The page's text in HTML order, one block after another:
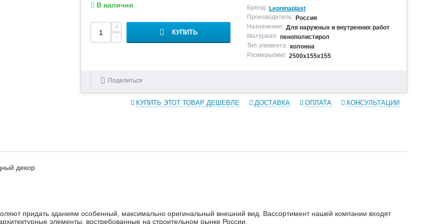
В наличии
+
−
КУПИТЬ
Бренд: Lepninaplast
Производитель: Россия
Назначение: Для наружных и внутренних работ
Материал: пенополистирол
Тип элемента: колонна
Размеры(мм): 2500х155х155
Поделиться
КУПИТЬ ЭТОТ ТОВАР ДЕШЕВЛЕ ДОСТАВКА ОПЛАТА КОНСУЛЬТАЦИИ
декор
придать зданиям особенный, максимально оригинальный внешний вид. Вассортимент нашей компании входят
элементы, востребованные на строительном рынке России.